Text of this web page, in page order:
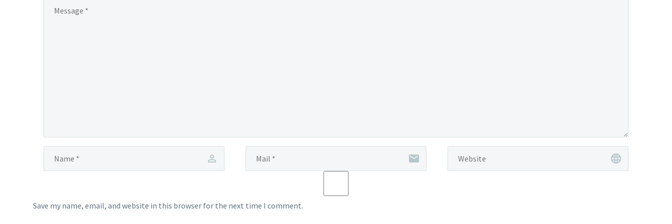
Save my name, email, and website in this browser for the next time I comment.